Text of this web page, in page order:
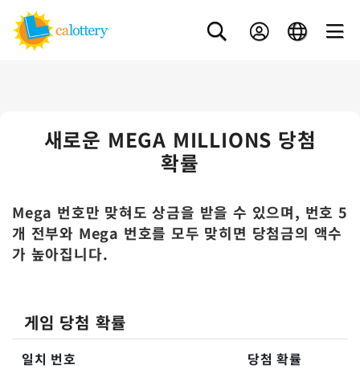
새로운 MEGA MILLIONS 당첨
확률
Mega 번호만 맞혀도 상금을 받을 수 있으며, 번호 5
개 전부와 Mega 번호를 모두 맞히면 당첨금의 액수
가 높아집니다.
게임 당첨 확률
일치 번호 당첨 확률